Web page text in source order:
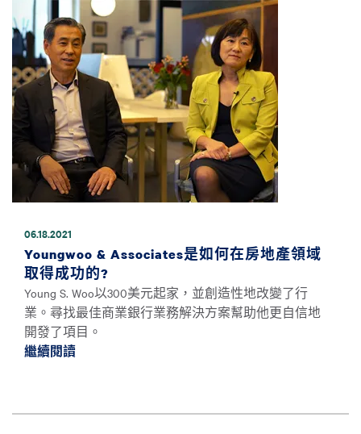
圖片
06.18.2021
Youngwoo & Associates是如何在房地產領域
取得成功的?
Young S. Woo以300美元起家，並創造性地改變了行
業。尋找最佳商業銀行業務解決方案幫助他更自信地
開發了項目。
繼續閱讀繼續閱讀Youngwoo & Associates是如何在房